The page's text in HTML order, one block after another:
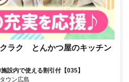
ラク とんかつ屋のキッチン
内で使える割引付【035】
ウン広島